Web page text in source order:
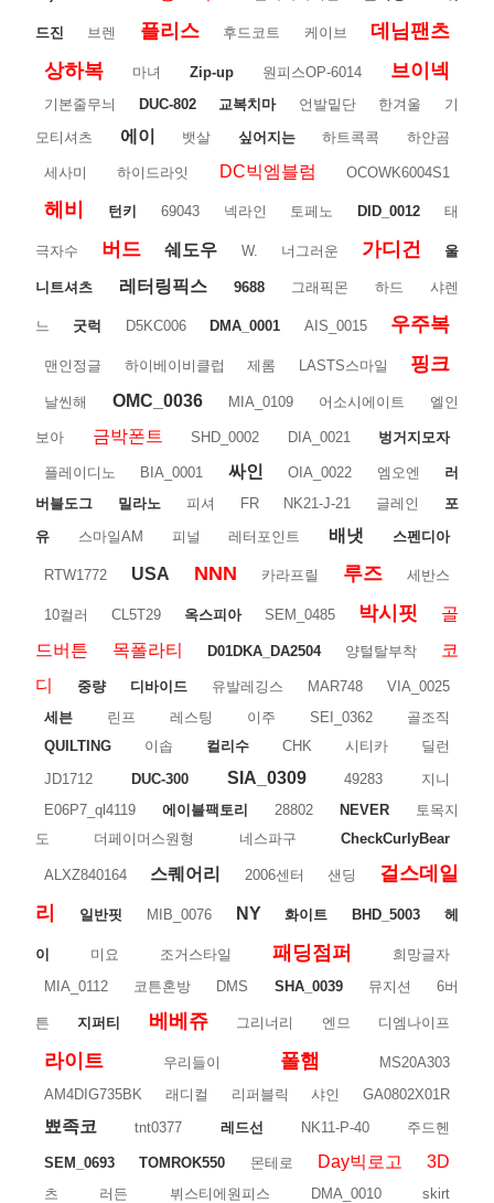
드진 브렌 플리스 후드코트 케이브
데님팬츠
상하복
마녀 Zip-up 원피스OP-6014 브이넥
기본줄무늬 DUC-802 교복치마 언발밑단 한겨울
기
모티셔츠
에이 뱃살 싶어지는 하트콕콕 하얀곰
세사미 하이드라잇 DC빅엠블럼 OCOWK6004S1
헤비 턴키 69043 넥라인 토페노 DID_0012 태
극자수 버드 쉐도우 W. 너그러운 가디건 울
니트셔츠 레터링픽스 9688 그래픽몬 하드 샤렌
느 굿럭 D5KC006 DMA_0001 AIS_0015 우주복
맨인정글 하이베이비클럽 제롬 LASTS스마일 핑크
날씬해 OMC_0036 MIA_0109 어소시에이트 엘인
보아 금박폰트 SHD_0002 DIA_0021 벙거지모자
플레이디노 BIA_0001 싸인 OIA_0022 엠오엔
러
버블도그
밀라노 피셔 FR NK21-J-21 글레인
포
유
스마일AM 피널 레터포인트 배냇 스펜디아
RTW1772 USA NNN 카라프릴 루즈 세반스
10컬러 CL5T29 옥스피아 SEM_0485 박시핏
골
드버튼
목폴라티 D01DKA_DA2504 양털탈부착
코
디
중량 디바이드 유발레깅스 MAR748
VIA_0025
세븐
린프 레스팅 이주 SEI_0362
골조직
QUILTING
이솝 컬리수 CHK 시티카
딜런
JD1712
DUC-300 SIA_0309 49283
지니
E06P7_ql4119
에이블팩토리 28802 NEVER
토목지
도
더페이머스원형 네스파구 CheckCurlyBear
ALXZ840164 스퀘어리 2006센터 샌딩
걸스데일
리
일반핏 MIB_0076 NY 화이트 BHD_5003 헤
이 미요 조거스타일 패딩점퍼
희망글자
MIA_0112
코튼혼방 DMS SHA_0039 뮤지션 6버
튼 지퍼티 베베쥬 그리너리 엔므 디엠나이프
라이트 우리들이 폴햄
MS20A303
AM4DIG735BK
래디컬 리퍼블릭 샤인 GA0802X01R
뾰족코 tnt0377 레드선 NK11-P-40 주드헨
SEM_0693 TOMROK550 몬테로 Day빅로고 3D
츠 러든 뷔스티에원피스 DMA_0010
skirt